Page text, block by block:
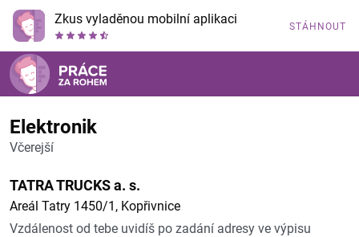
Zkus vyladěnou mobilní aplikaci STÁHNOUT
Elektronik
Včerejší
TATRA TRUCKS a. s.
Areál Tatry 1450/1, Kopřivnice
Vzdálenost od tebe uvidíš po zadání adresy ve výpisu